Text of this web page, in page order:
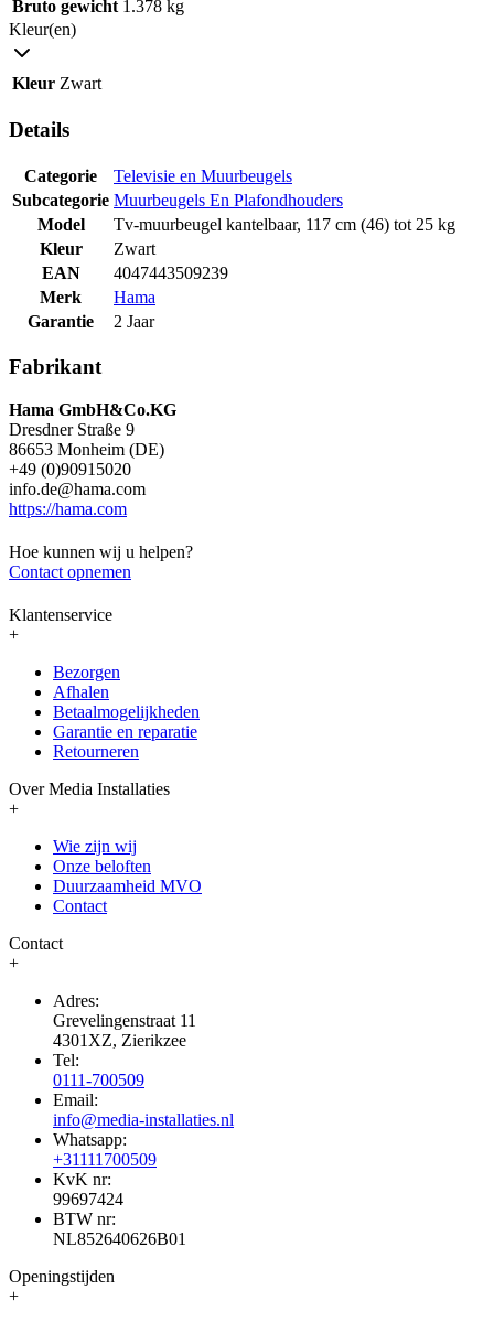
Bruto gewicht 1.378 kg
Kleur(en)
Kleur Zwart
Details
Categorie
Televisie en Muurbeugels
Subcategorie Muurbeugels En Plafondhouders
Model
Tv-muurbeugel kantelbaar, 117 cm (46) tot 25 kg
Kleur
Zwart
EAN
4047443509239
Merk
Hama
Garantie
2 Jaar
Fabrikant
Hama GmbH&Co.KG
Dresdner Straße 9
86653 Monheim (DE)
+49 (0)90915020
info.de@hama.com
https://hama.com
Hoe kunnen wij u helpen?
Contact opnemen
Klantenservice
+
Bezorgen
Afhalen
Betaalmogelijkheden
Garantie en reparatie
Retourneren
Over Media Installaties
+
Wie zijn wij
Onze beloften
Duurzaamheid MVO
Contact
Contact
+
Adres:
Grevelingenstraat 11
4301XZ, Zierikzee
Tel:
0111-700509
Email:
info@media-installaties.nl
Whatsapp:
+31111700509
KvK nr:
99697424
BTW nr:
NL852640626B01
Openingstijden
+